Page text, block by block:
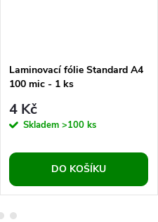
Laminovací fólie Standard A4
100 mic - 1 ks
4 Kč
Skladem >100 ks
DO KOŠÍKU